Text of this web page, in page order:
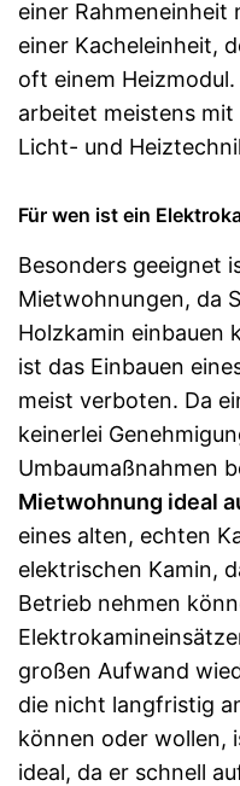
einer Rahmeneinheit
einer Kacheleinheit,
oft einem
arbeitet meistens
Licht- und
Für wen ist ein
Besonders geeignet
Mietwohnungen, da
Holzkamin einbauen
ist das Einbauen
meist verboten. Da
keinerlei
Umbaumaßnahmen
Mietwohnung ideal
eines alten, echten
elektrischen Kamin,
Betrieb nehmen
großen Aufwand
die nicht langfristig
können oder wollen,
ideal, da er schnell